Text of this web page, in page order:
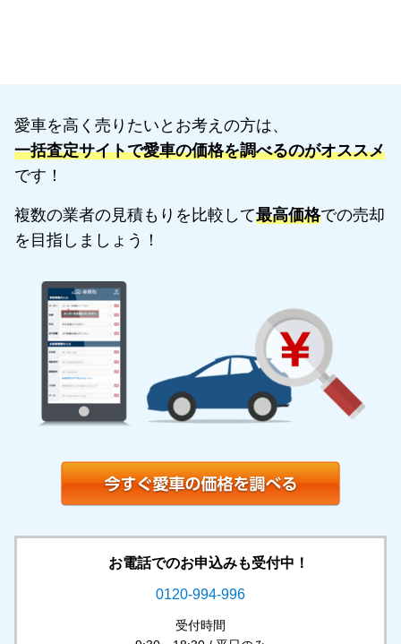
愛車を高く売りたいとお考えの方は、
一括査定サイトで愛車の価格を調べるのがオススメ
です！
複数の業者の見積もりを比較して最高価格での売却
を目指しましょう！
お電話でのお申込みも受付中！
0120-994-996
受付時間